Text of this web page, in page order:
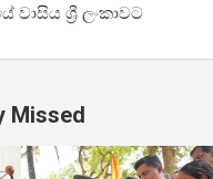
වාසිය ශ්‍රී ලංකාවට
Missed